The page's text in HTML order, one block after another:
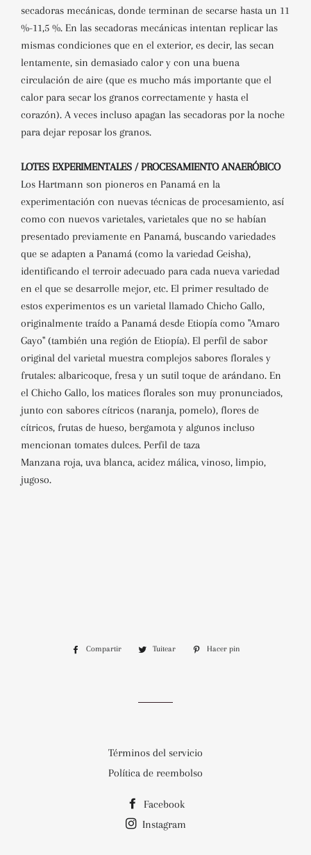
secadoras mecánicas, donde terminan de secarse hasta un 11
%-11,5 %. En las secadoras mecánicas intentan replicar las
mismas condiciones que en el exterior, es decir, las secan
lentamente, sin demasiado calor y con una buena
circulación de aire (que es mucho más importante que el
calor para secar los granos correctamente y hasta el
corazón). A veces incluso apagan las secadoras por la noche
para dejar reposar los granos.
LOTES EXPERIMENTALES / PROCESAMIENTO ANAERÓBICO
Los Hartmann son pioneros en Panamá en la
experimentación con nuevas técnicas de procesamiento, así
como con nuevos varietales, varietales que no se habían
presentado previamente en Panamá, buscando variedades
que se adapten a Panamá (como la variedad Geisha),
identificando el terroir adecuado para cada nueva variedad
en el que se desarrolle mejor, etc. El primer resultado de
estos experimentos es un varietal llamado Chicho Gallo,
originalmente traído a Panamá desde Etiopía como "Amaro
Gayo" (también una región de Etiopía). El perfil de sabor
original del varietal muestra complejos sabores florales y
frutales: albaricoque, fresa y un sutil toque de arándano. En
el Chicho Gallo, los matices florales son muy pronunciados,
junto con sabores cítricos (naranja, pomelo), flores de
cítricos, frutas de hueso, bergamota y algunos incluso
mencionan tomates dulces. Perfil de taza
Manzana roja, uva blanca, acidez málica, vinoso, limpio,
jugoso.
Compartir
CompartirTuitear
Tuitear
Hacer pin
Términos del servicio
Política de reembolso
Facebook
Instagram